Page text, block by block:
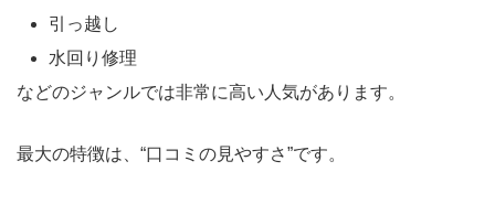
引っ越し
水回り修理
などのジャンルでは非常に高い人気があります。
最大の特徴は、“口コミの見やすさ”です。